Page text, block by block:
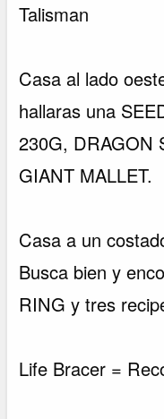
Talisman
Casa al lado
hallaras una
230G, DRAGON
GIANT MALLET.
Casa a un
Busca bien y
RING y tres
Life Bracer =